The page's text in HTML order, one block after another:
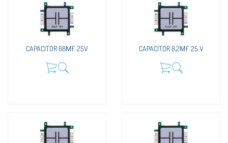
CAPACITOR 68ΜF 25V CAPACITOR 8,2ΜF 25 V